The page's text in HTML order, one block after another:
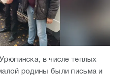
в числе теплых
родины были письма и